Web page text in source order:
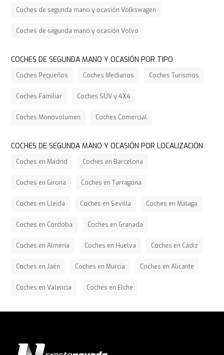
Coches de segunda mano y ocasión Volkswagen
Coches de segunda mano y ocasión Volvo
COCHES DE SEGUNDA MANO Y OCASIÓN POR TIPO
Coches Pequeños Coches Medianos Coches Turismos
Coches Familiar Coches SUV y 4X4
Coches Monovolumen Coches Comercial
COCHES DE SEGUNDA MANO Y OCASIÓN POR LOCALIZACIÓN
Coches en Madrid Coches en Barcelona
Coches en Girona Coches en Tarragona
Coches en Lleida Coches en Sevilla Coches en Málaga
Coches en Córdoba Coches en Granada
Coches en Almería Coches en Huelva Coches en Cádiz
Coches en Jaén Coches en Murcia Coches en Alicante
Coches en Valencia Coches en Elche